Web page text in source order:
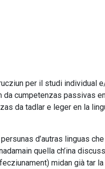
per il studi individual
da cumpetenzas passivas
da tadlar e leger en la
d’autras linguas che
quella ch’ina
midan già tar la